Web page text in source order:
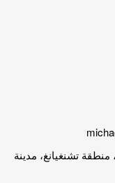
منطقة تشنغيانغ، مدينة